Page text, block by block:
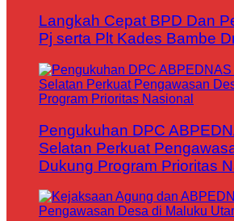
Langkah Cepat BPD Dan
Pj serta Plt Kades Bambe
Pengukuhan DPC
Selatan Perkuat
Dukung Program Prioritas